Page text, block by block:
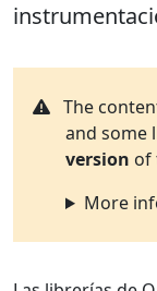
The
and some
version of
More